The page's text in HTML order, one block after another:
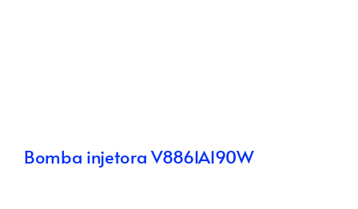
Bomba injetora V8861A190W